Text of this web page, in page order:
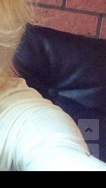
dann unverzüglich
dass Menschen in
von Ihnen zu
Website immer
dieser Website zu
Mit Ihrer Nutzung
der Profile auf dieser
dem Austausch von
fingierten Profilen sind
oder für Minderjährige
Dafür einige Tips:
Beispielsweise
den Zugang zu
Programme
angenommen wird,
können neue Websites